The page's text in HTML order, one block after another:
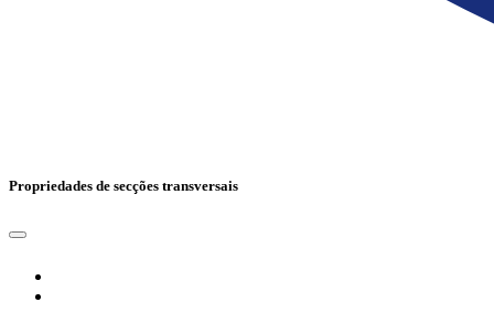
Propriedades de secções transversais